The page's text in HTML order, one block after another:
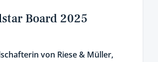
Board 2025
von Riese & Müller,